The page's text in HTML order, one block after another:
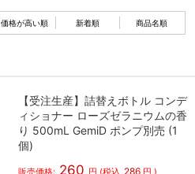
価格が高い順 新着順 商品名順
【受注生産】詰替えボトル コンデ
ィショナー ローズゼラニウムの香
り 500mL GemiD ポンプ別売 (1
個)
260 286